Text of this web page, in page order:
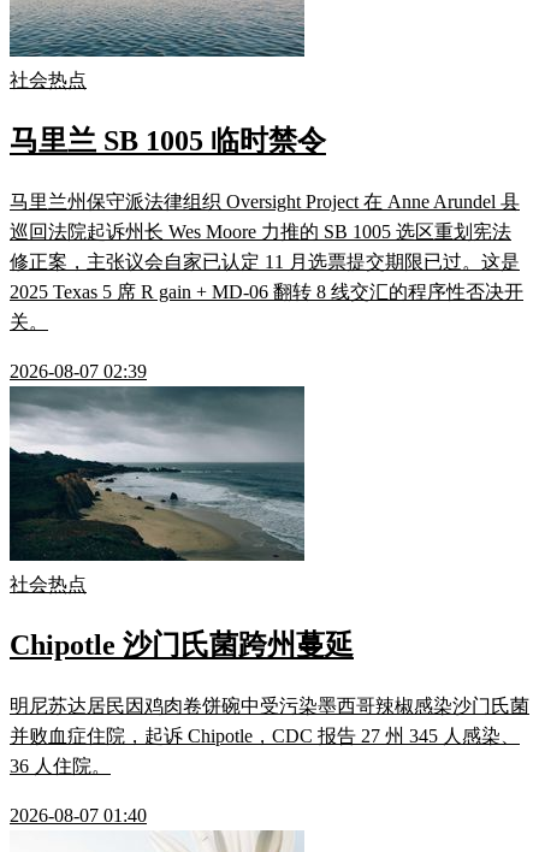
社会热点
马里兰 SB 1005 临时禁令
马里兰州保守派法律组织 Oversight Project 在 Anne Arundel 县
巡回法院起诉州长 Wes Moore 力推的 SB 1005 选区重划宪法
修正案，主张议会自家已认定 11 月选票提交期限已过。这是
2025 Texas 5 席 R gain + MD-06 翻转 8 线交汇的程序性否决开
关。
2026-08-07 02:39
社会热点
Chipotle 沙门氏菌跨州蔓延
明尼苏达居民因鸡肉卷饼碗中受污染墨西哥辣椒感染沙门氏菌
并败血症住院，起诉 Chipotle，CDC 报告 27 州 345 人感染、
36 人住院。
2026-08-07 01:40